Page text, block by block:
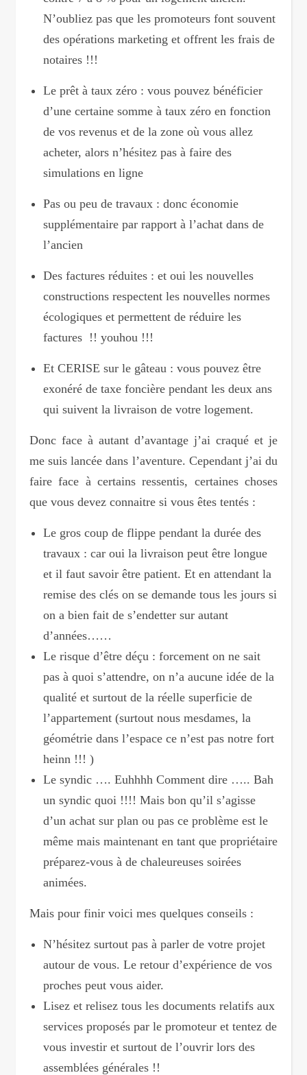
N’oubliez pas que les promoteurs font souvent
des opérations marketing et offrent les frais de
notaires !!!
Le prêt à taux zéro : vous pouvez bénéficier
d’une certaine somme à taux zéro en fonction
de vos revenus et de la zone où vous allez
acheter, alors n’hésitez pas à faire des
simulations en ligne
Pas ou peu de travaux : donc économie
supplémentaire par rapport à l’achat dans de
l’ancien
Des factures réduites : et oui les nouvelles
constructions respectent les nouvelles normes
écologiques et permettent de réduire les
factures !! youhou !!!
Et CERISE sur le gâteau : vous pouvez être
exonéré de taxe foncière pendant les deux ans
qui suivent la livraison de votre logement.
Donc face à autant d’avantage j’ai craqué et je
me suis lancée dans l’aventure. Cependant j’ai du
faire face à certains ressentis, certaines choses
que vous devez connaitre si vous êtes tentés :
Le gros coup de flippe pendant la durée des
travaux : car oui la livraison peut être longue
et il faut savoir être patient. Et en attendant la
remise des clés on se demande tous les jours si
on a bien fait de s’endetter sur autant
d’années……
Le risque d’être déçu : forcement on ne sait
pas à quoi s’attendre, on n’a aucune idée de la
qualité et surtout de la réelle superficie de
l’appartement (surtout nous mesdames, la
géométrie dans l’espace ce n’est pas notre fort
heinn !!! )
Le syndic …. Euhhhh Comment dire ….. Bah
un syndic quoi !!!! Mais bon qu’il s’agisse
d’un achat sur plan ou pas ce problème est le
même mais maintenant en tant que propriétaire
préparez-vous à de chaleureuses soirées
animées.
Mais pour finir voici mes quelques conseils :
N’hésitez surtout pas à parler de votre projet
autour de vous. Le retour d’expérience de vos
proches peut vous aider.
Lisez et relisez tous les documents relatifs aux
services proposés par le promoteur et tentez de
vous investir et surtout de l’ouvrir lors des
assemblées générales !!